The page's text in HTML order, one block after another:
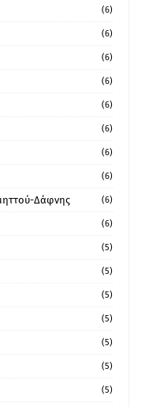
(6)
(6)
(6)
(6)
(6)
(6)
(6)
(6)
Δάφνης (6)
(6)
(5)
(5)
(5)
(5)
(5)
(5)
(5)